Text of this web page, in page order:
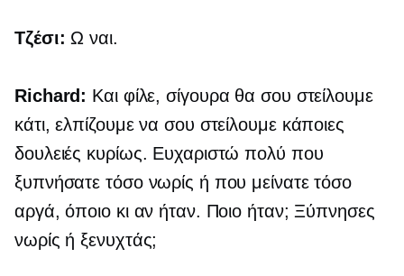
Τζέσι: Ω ναι.
Richard: Και φίλε, σίγουρα θα σου στείλουμε
κάτι, ελπίζουμε να σου στείλουμε κάποιες
δουλειές κυρίως. Ευχαριστώ πολύ που
ξυπνήσατε τόσο νωρίς ή που μείνατε τόσο
αργά, όποιο κι αν ήταν. Ποιο ήταν; Ξύπνησες
νωρίς ή ξενυχτάς;